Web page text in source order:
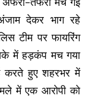
देकर भाग रहे
टीम पर फायरिंग
में हड़कंप मच गया
करते हुए शहरभर में
में एक आरोपी को